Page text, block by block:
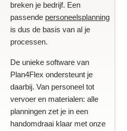
breken je bedrijf. Een
passende personeelsplanning
is dus de basis van al je
processen.
De unieke software van
Plan4Flex ondersteunt je
daarbij. Van personeel tot
vervoer en materialen: alle
planningen zet je in een
handomdraai klaar met onze